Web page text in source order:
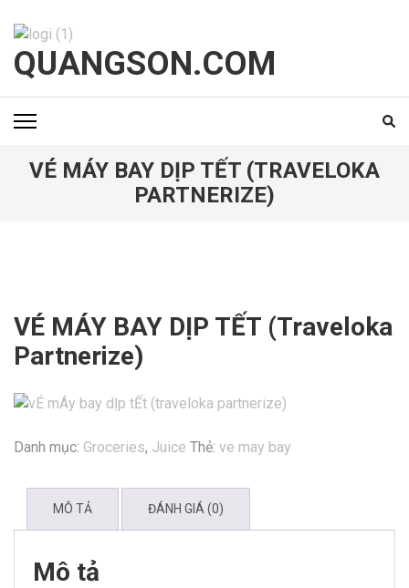
qua
nội
dung
Enter)
QUANGSON.COM
VÉ MÁY BAY DỊP TẾT (TRAVELOKA
PARTNERIZE)
VÉ MÁY BAY DỊP TẾT (Traveloka
Partnerize)
Danh mục: Groceries, Juice Thẻ: ve may bay
MÔ TẢ ĐÁNH GIÁ (0)
Mô tả